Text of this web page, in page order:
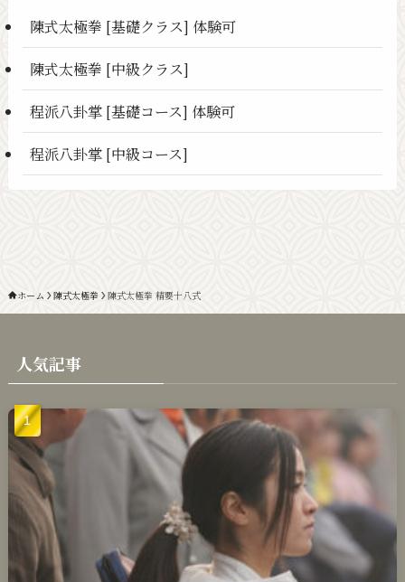
陳式太極拳 [基礎クラス] 体験可
陳式太極拳 [中級クラス]
程派八卦掌 [基礎コース] 体験可
程派八卦掌 [中級コース]
ホーム 陳式太極拳 陳式太極拳 精要十八式
人気記事